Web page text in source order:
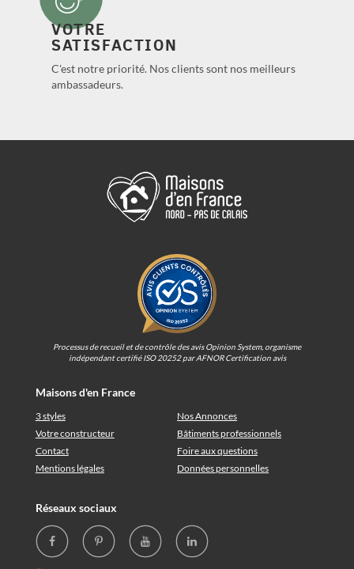
VOTRE
SATISFACTION
C'est notre priorité. Nos clients sont nos meilleurs
ambassadeurs.
Processus de recueil et de contrôle des avis Opinion System, organisme
indépendant certifié ISO 20252 par AFNOR Certification avis
Maisons d'en France
3 styles
Nos Annonces
Votre constructeur
Bâtiments professionnels
Contact
Foire aux questions
Mentions légales
Données personnelles
Réseaux sociaux